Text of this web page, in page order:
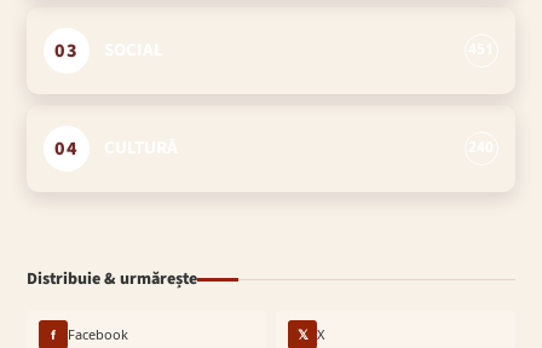
03
04
Distribuie & urmărește
f Facebook 𝕏 X